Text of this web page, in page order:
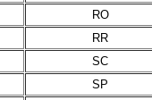
RO
RR
SC
SP